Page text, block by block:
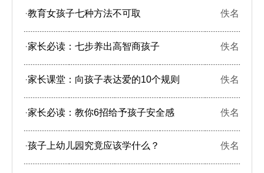
·教育女孩子七种方法不可取 佚名
·家长必读：七步养出高智商孩子 佚名
·家长课堂：向孩子表达爱的10个规则 佚名
·家长必读：教你6招给予孩子安全感 佚名
·孩子上幼儿园究竟应该学什么？ 佚名